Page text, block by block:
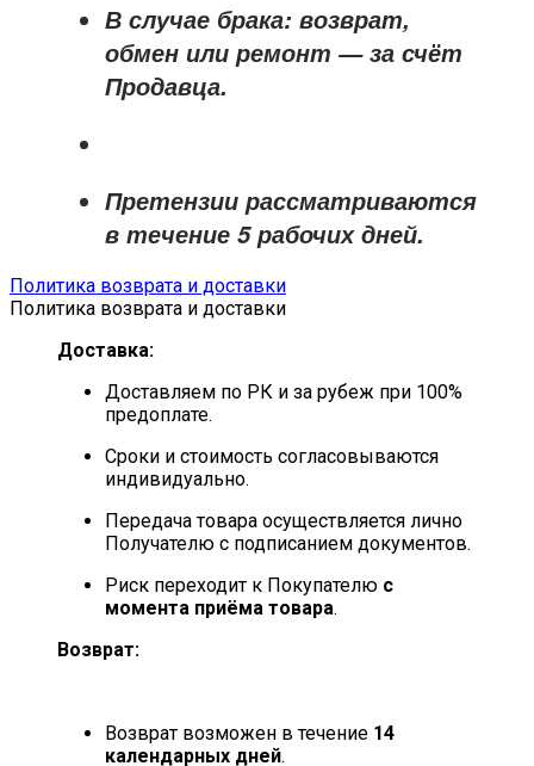
В случае брака: возврат,
обмен или ремонт —за счёт
Продавца.
Претензии рассматриваются
в течение 5 рабочих дней.
Политика возврата и доставки
Политика возврата и доставки
Доставка:
Доставляем по РК и за рубеж при 100%
предоплате.
Сроки и стоимость согласовываются
индивидуально.
Передача товара осуществляется лично
Получателю с подписанием документов.
Риск переходит к Покупателю с
момента приёма товара.
Возврат:
Возврат возможен в течение 14
календарных дней.